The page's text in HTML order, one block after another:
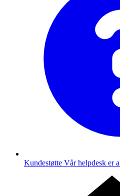
Kundestøtte Vår helpdesk er